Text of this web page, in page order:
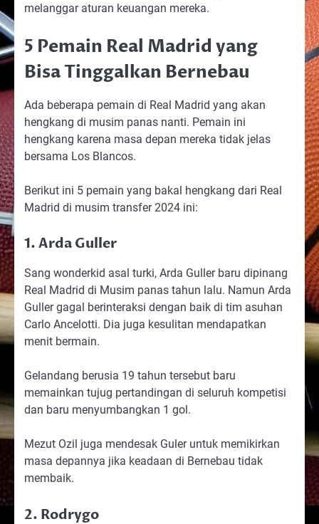
melanggar aturan keuangan mereka.
5 Pemain Real Madrid yang
Bisa Tinggalkan Bernebau
Ada beberapa pemain di Real Madrid yang akan
hengkang di musim panas nanti. Pemain ini
hengkang karena masa depan mereka tidak jelas
bersama Los Blancos.
Berikut ini 5 pemain yang bakal hengkang dari Real
Madrid di musim transfer 2024 ini:
1. Arda Guller
Sang wonderkid asal turki, Arda Guller baru dipinang
Real Madrid di Musim panas tahun lalu. Namun Arda
Guller gagal berinteraksi dengan baik di tim asuhan
Carlo Ancelotti. Dia juga kesulitan mendapatkan
menit bermain.
Gelandang berusia 19 tahun tersebut baru
memainkan tujug pertandingan di seluruh kompetisi
dan baru menyumbangkan 1 gol.
Mezut Ozil juga mendesak Guler untuk memikirkan
masa depannya jika keadaan di Bernebau tidak
membaik.
2. Rodrygo